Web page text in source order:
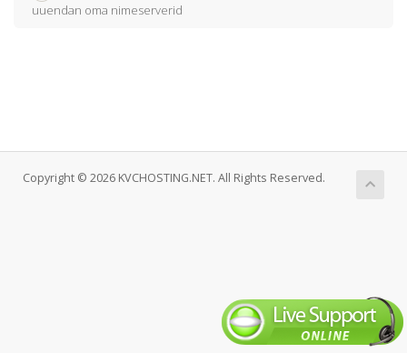
uuendan oma nimeserverid
Copyright © 2026 KVCHOSTING.NET. All Rights Reserved.